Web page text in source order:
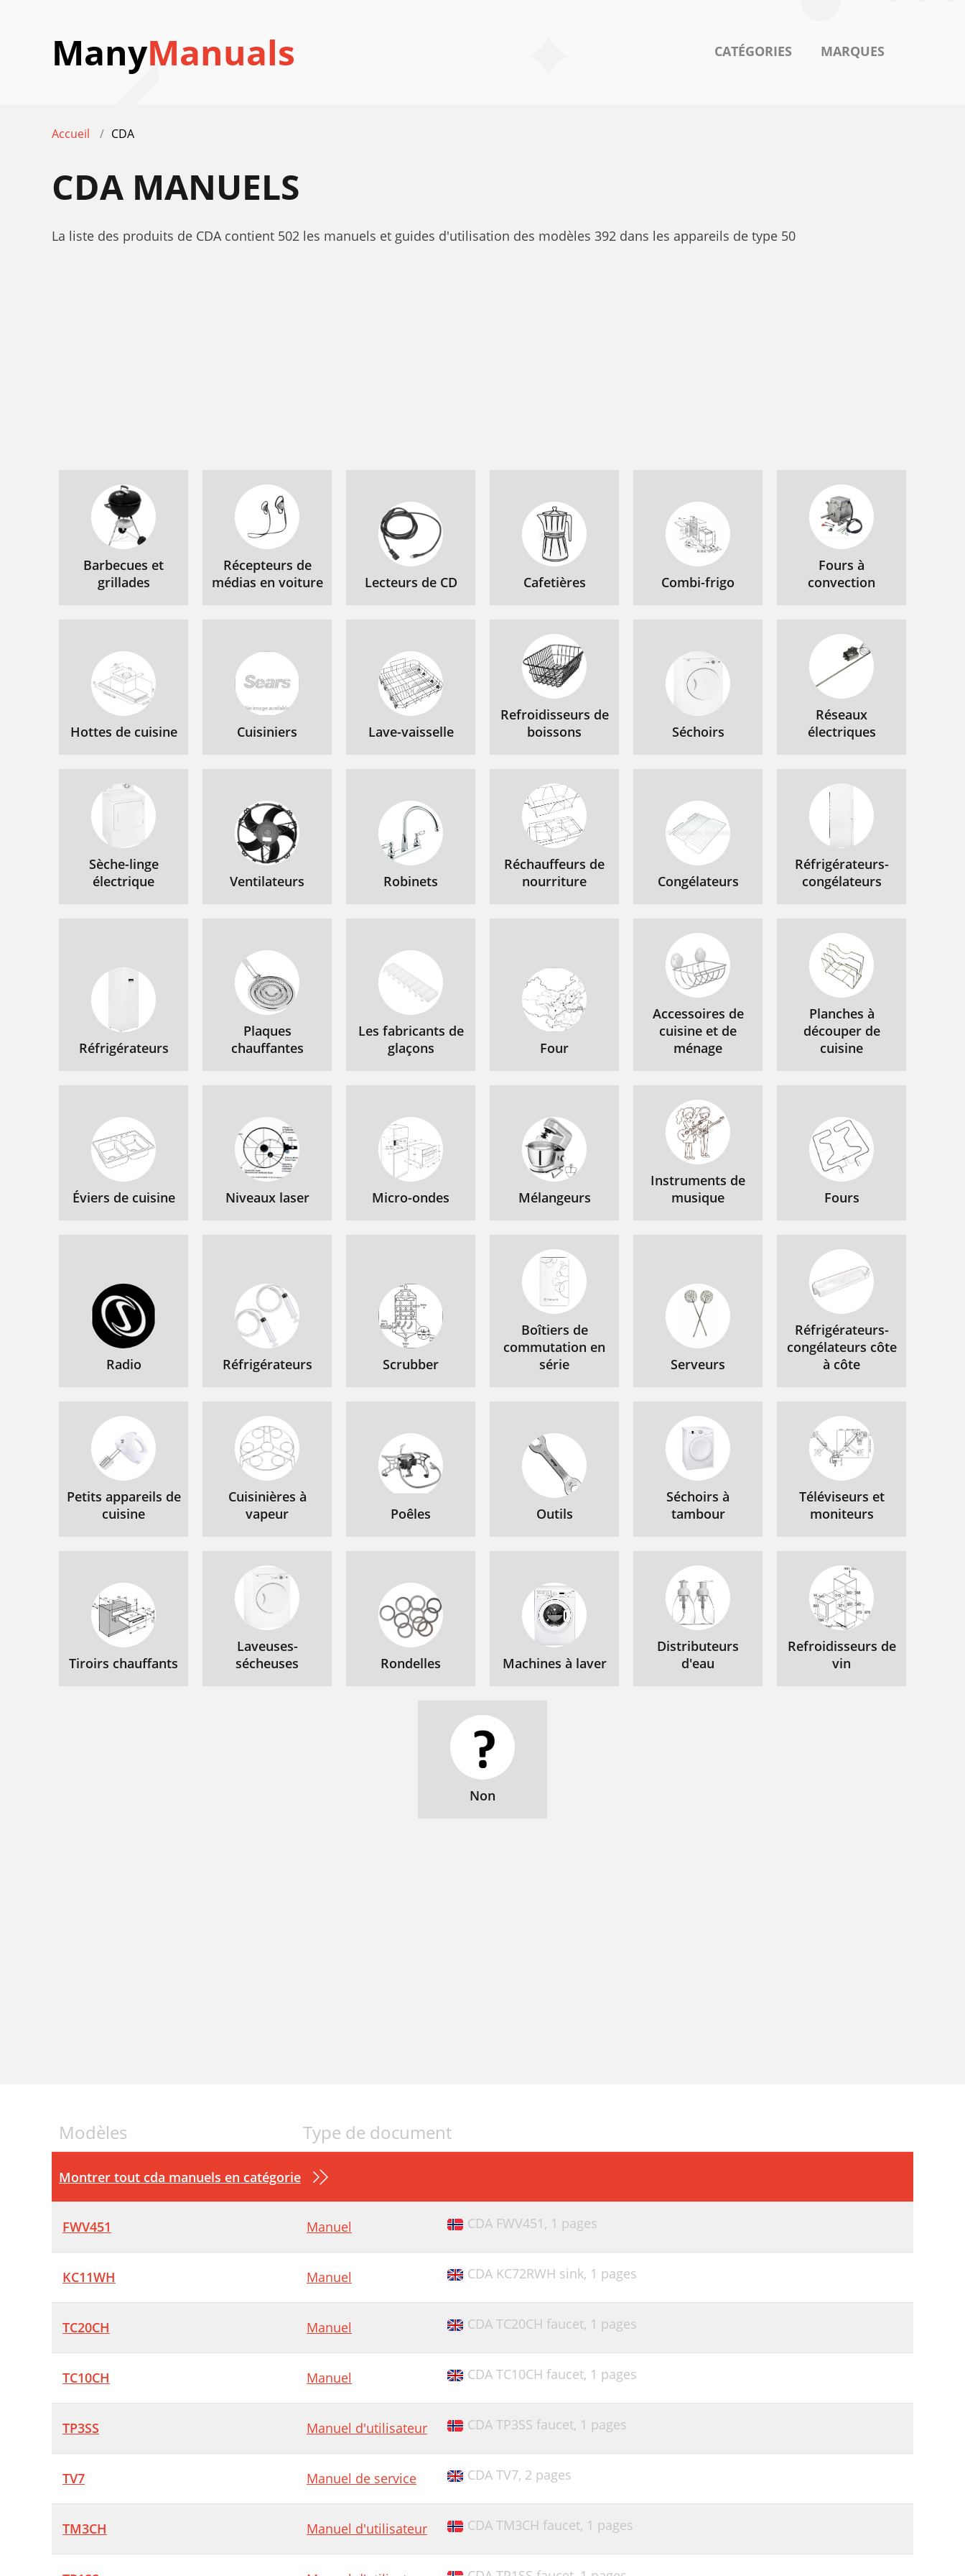
ManyManuals CATÉGORIES MARQUES
Accueil CDA
CDA MANUELS
La liste des produits de CDA contient 502 les manuels et guides d'utilisation des modèles 392 dans les appareils de type 50
Barbecues et
grillades
Récepteurs de
médias en voiture
Lecteurs de CD Cafetières Combi-frigo
Fours à
convection
Hottes de cuisine Cuisiniers Lave-vaisselle
Refroidisseurs de
boissons
Séchoirs
Réseaux
électriques
Sèche-linge
électrique
Ventilateurs Robinets
Réchauffeurs de
nourriture
Congélateurs
Réfrigérateurs-
congélateurs
Réfrigérateurs
Plaques
chauffantes
Les fabricants de
glaçons
Four
Accessoires de
cuisine et de
ménage
Planches à
découper de
cuisine
Éviers de cuisine Niveaux laser Micro-ondes Mélangeurs
Instruments de
musique
Fours
Radio Réfrigérateurs Scrubber
Boîtiers de
commutation en
série
Serveurs
Réfrigérateurs-
congélateurs côte
à côte
Petits appareils de
cuisine
Cuisinières à
vapeur
Poêles Outils
Séchoirs à
tambour
Téléviseurs et
moniteurs
Tiroirs chauffants
Laveuses-
sécheuses
Rondelles Machines à laver
Distributeurs
d'eau
Refroidisseurs de
vin
Non
Modèles Type de document
Montrer tout cda manuels en catégorie
FWV451 Manuel CDA FWV451, 1 pages
KC11WH Manuel CDA KC72RWH sink, 1 pages
TC20CH Manuel CDA TC20CH faucet, 1 pages
TC10CH Manuel CDA TC10CH faucet, 1 pages
TP3SS Manuel d'utilisateur CDA TP3SS faucet, 1 pages
TV7 Manuel de service CDA TV7, 2 pages
TM3CH Manuel d'utilisateur CDA TM3CH faucet, 1 pages